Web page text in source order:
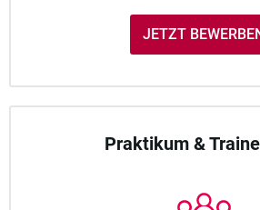
JETZT
Praktikum &